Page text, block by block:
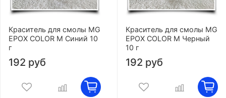
Краситель для смолы MG
EPOX COLOR M Синий 10
г
192 руб
Краситель для смолы MG
EPOX COLOR M Черный
10 г
192 руб